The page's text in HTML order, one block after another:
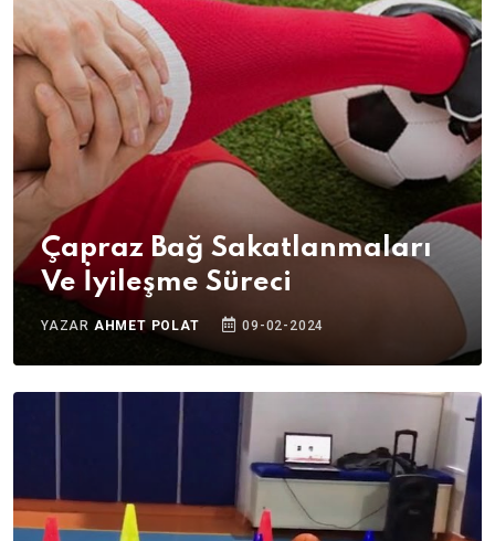
Çapraz Bağ Sakatlanmaları
Ve İyileşme Süreci
YAZAR AHMET POLAT 09-02-2024